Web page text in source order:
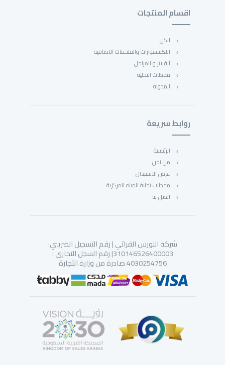
روابط سريعة
الرئيسية
من نحن
عرض الاستبدال
محطات تحلية المياه المركزية
اتصل بنا
اقسام المنتجات
الكل
الاكسسوارات والملحقات الاضافية
الفلاتر و المراحل
محطات التحلية
المدونة
شركة النورس الفراتي | رقم التسجيل الضريبي:
310146526400003| رقم السجل التجاري :
4030254756 صادرة من وزارة التجارة